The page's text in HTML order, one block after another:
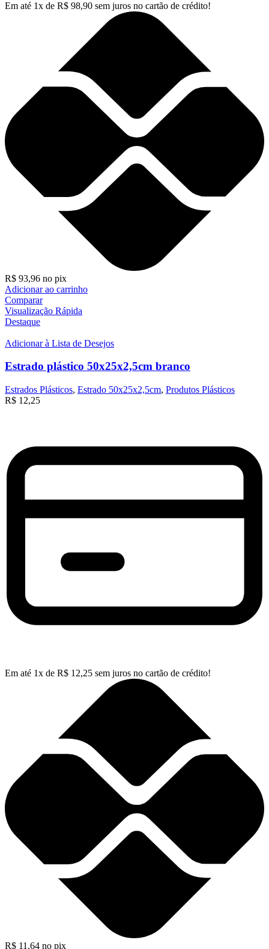
Em até 1x de R$ 98,90 sem juros no cartão de crédito!
R$ 93,96 no pix
Adicionar ao carrinho
Comparar
Visualização Rápida
Destaque
Adicionar à Lista de Desejos
Estrado plástico 50x25x2,5cm branco
Estrados Plásticos, Estrado 50x25x2,5cm, Produtos Plásticos
R$ 12,25
Em até 1x de R$ 12,25 sem juros no cartão de crédito!
R$ 11,64 no pix